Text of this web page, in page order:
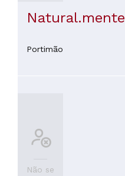
Natural.mente
Portimão
Não se